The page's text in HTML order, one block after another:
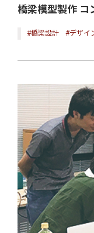
橋梁模型製作 コ
#橋梁設計 #デザイ